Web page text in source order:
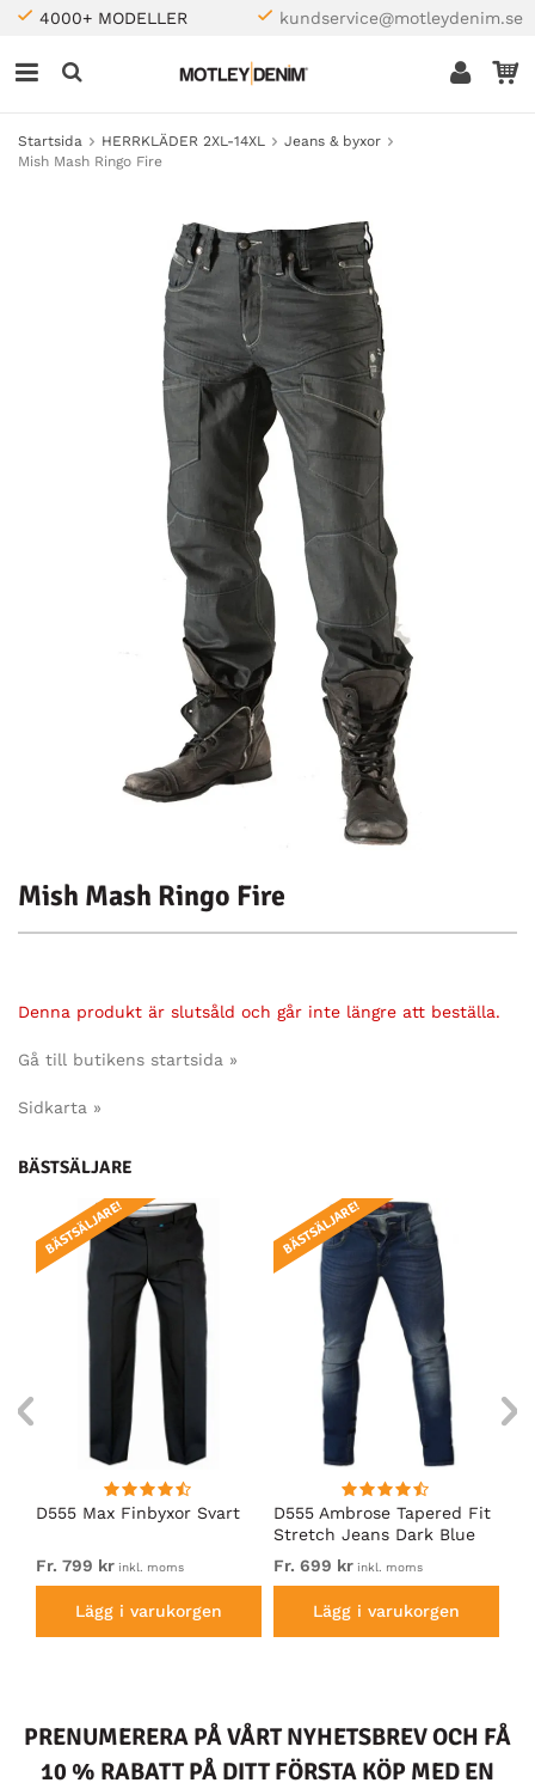
4000+ MODELLER kundservice@motleydenim.se
Startsida HERRKLÄDER 2XL-14XL
Jeans & byxor
Mish Mash Ringo Fire
Mish Mash Ringo Fire
Denna produkt är slutsåld och går inte längre att beställa.
Gå till butikens startsida »
Sidkarta »
BÄSTSÄLJARE
D555 Max Finbyxor Svart
BÄSTSÄLJARE!
Fr. 799 kr inkl. moms
Lägg i varukorgen
D555 Ambrose Tapered Fit
Stretch Jeans Dark Blue
BÄSTSÄLJARE!
Fr. 699 kr inkl. moms
Lägg i varukorgen
PRENUMERERA PÅ VÅRT NYHETSBREV OCH FÅ
10 % RABATT PÅ DITT FÖRSTA KÖP MED EN